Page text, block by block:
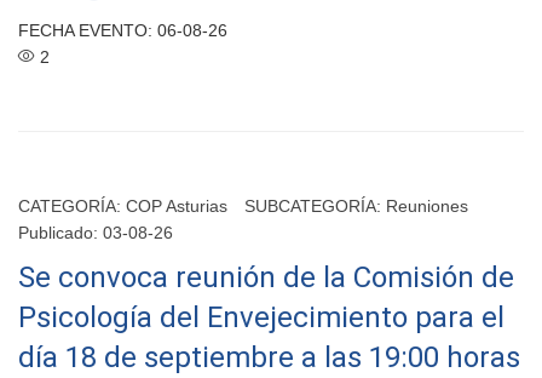
FECHA EVENTO: 06-08-26
2
CATEGORÍA: COP Asturias SUBCATEGORÍA: Reuniones
Publicado: 03-08-26
Se convoca reunión de la Comisión de
Psicología del Envejecimiento para el
día 18 de septiembre a las 19:00 horas